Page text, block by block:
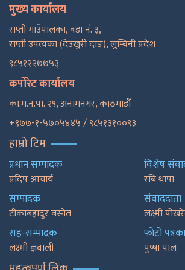
मुख्य कार्यालय
राप्ती गाउँपालका, वडा नं. ३,
राप्ती उपत्यका (देउखुरी दाङ), लुम्बिनी प्रदेश
९८५१२२७७५३
कर्पोरेट कार्यालय
का.म.न.पा. २९, अनामनगर, काठमाडाैँ
+९७७-१-५७०५४४५ / ९८५१३१००९३
हाम्रो टिम
प्रधान सम्पादक
प्रदिप आचार्य
सम्पादक
टीकाबहादुर बस्नेत
सह-सम्पादक
लक्ष्मी ज्ञवाली
विशेष
रबि थापा
संवाददाता
लक्ष्मी
फाेटाे
पुष्षा पाल